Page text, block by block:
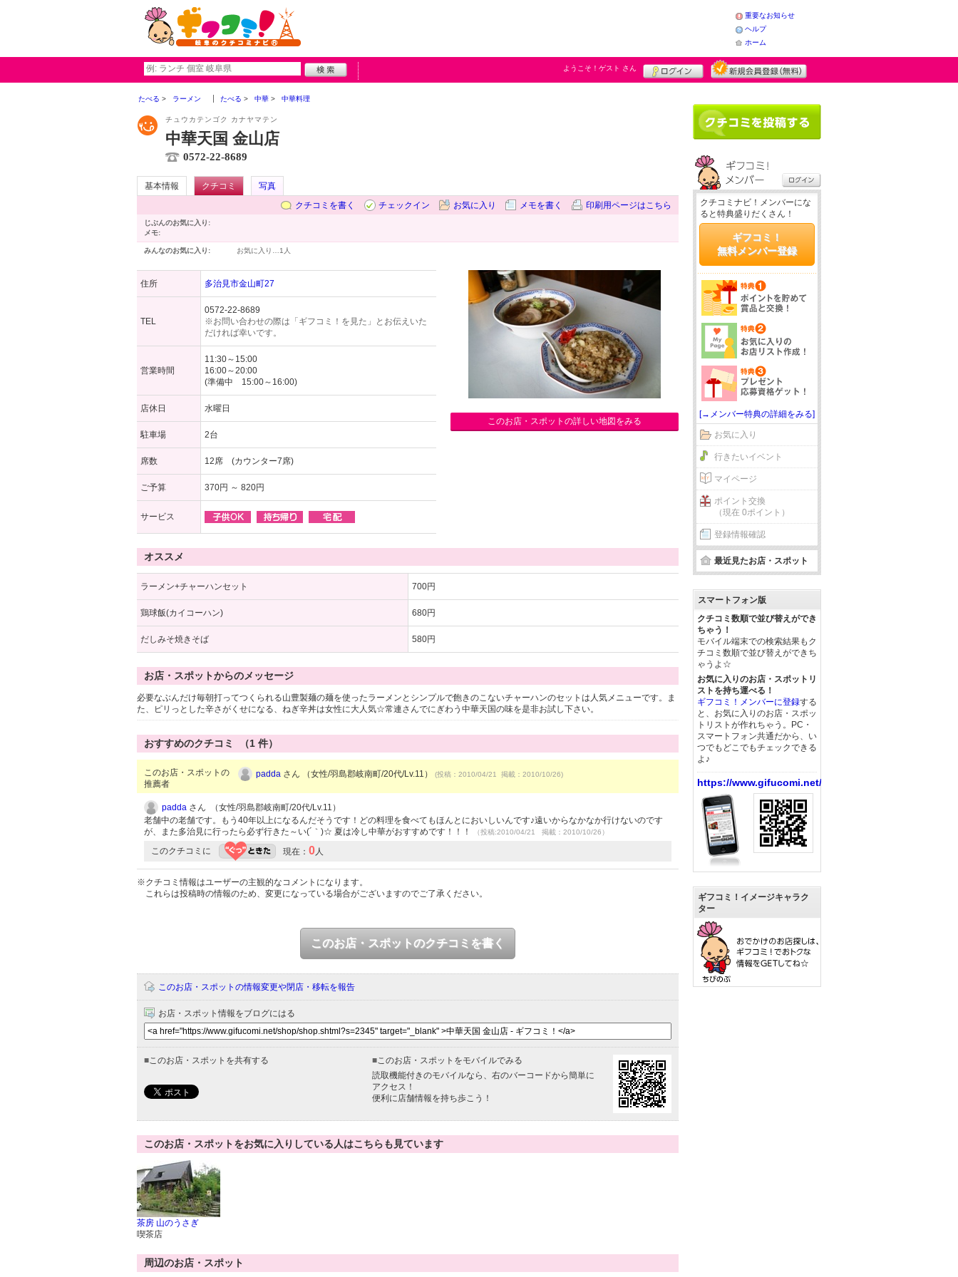
重要なお知らせ
ヘルプ
ホーム
ようこそ！ ゲスト さん
たべる ラーメン たべる 中華 中華料理
チュウカテンゴク カナヤマテン
中華天国 金山店
0572-22-8689
基本情報 クチコミ
写真
クチコミを書く
チェックイン お気に入り メモを書く 印刷用ページはこちら
じぶんのお気に入り:
メモ:
みんなのお気に入り: お気に入り… 1人
住所 多治見市金山町27
TEL
0572-22-8689
※お問い合わせの際は「ギフコミ！を見た」とお伝えいた
だければ幸いです。
営業時間
11:30～15:00
16:00～20:00
(準備中 15:00～16:00)
店休日 水曜日
駐車場 2台
席数 12席 (カウンター7席)
ご予算 370円 ～ 820円
サービス
このお店・スポットの詳しい地図をみる
オススメ
ラーメン+チャーハンセット 700円
鶏球飯(カイコーハン) 680円
だしみそ焼きそば 580円
お店・スポットからのメッセージ
必要なぶんだけ毎朝打ってつくられる山豊製麺の麺を使ったラーメンとシンプルで飽きのこないチャーハンのセットは人気メニューです。ま
た、ピリっとした辛さがくせになる、ねぎ辛丼は女性に大人気☆常連さんでにぎわう中華天国の味を是非お試し下さい。
おすすめのクチコミ （1 件）
このお店・スポットの
推薦者
padda さん （女性/羽島郡岐南町/20代/Lv.11） (投稿：2010/04/21 掲載：2010/10/26)
padda さん （女性/羽島郡岐南町/20代/Lv.11）
老舗中の老舗です。もう40年以上になるんだそうです！どの料理を食べてもほんとにおいしいんです♪遠いからなかなか行けないのです
が、また多治見に行ったら必ず行きた～い(´｀)☆ 夏は冷し中華がおすすめです！！！
（投稿:2010/04/21 掲載：2010/10/26）
このクチコミに 現在： 0人
※クチコミ情報はユーザーの主観的なコメントになります。
これらは投稿時の情報のため、変更になっている場合がございますのでご了承ください。
このお店・スポットのクチコミを書く
このお店・スポットの情報変更や閉店・移転を報告
お店・スポット情報をブログにはる
■このお店・スポットを共有する ■このお店・スポットをモバイルでみる
読取機能付きのモバイルなら、右のバーコードから簡単に
アクセス！
便利に店舗情報を持ち歩こう！
このお店・スポットをお気に入りしている人はこちらも見ています
茶房 山のうさぎ
喫茶店
周辺のお店・スポット
クチコミナビ！メンバーにな
ると特典盛りだくさん！
ギフコミ！
無料メンバー登録
[→メンバー特典の詳細をみる]
お気に入り
行きたいイベント
マイページ
ポイント交換
（現在 0ポイント）
登録情報確認
最近見たお店・スポット
スマートフォン版
クチコミ数順で並び替えができ
ちゃう！
モバイル端末での検索結果もク
チコミ数順で並び替えができち
ゃうよ☆
お気に入りのお店・スポットリ
ストを持ち運べる！
ギフコミ！メンバーに登録する
と、お気に入りのお店・スポッ
トリストが作れちゃう。PC・
スマートフォン共通だから、い
つでもどこでもチェックできる
よ♪
https://www.gifucomi.net/
ギフコミ！イメージキャラク
ター